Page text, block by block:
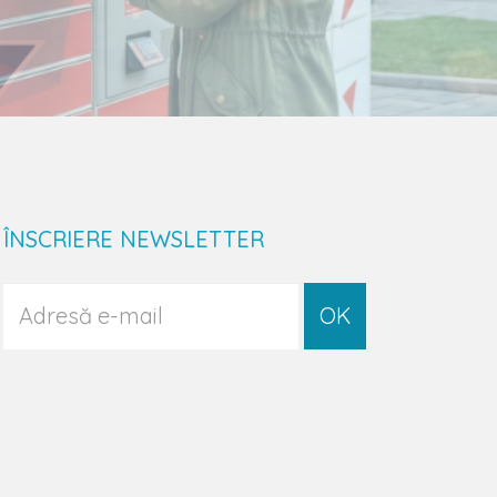
ÎNSCRIERE NEWSLETTER
OK